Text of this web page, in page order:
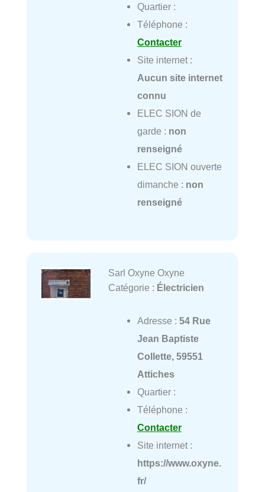
Quartier :
Téléphone :
Contacter
Site internet :
Aucun site internet
connu
ELEC SION de
garde : non
renseigné
ELEC SION ouverte
dimanche : non
renseigné
Sarl Oxyne Oxyne
Catégorie : Électricien
Adresse : 54 Rue
Jean Baptiste
Collette, 59551
Attiches
Quartier :
Téléphone :
Contacter
Site internet :
https://www.oxyne.
fr/